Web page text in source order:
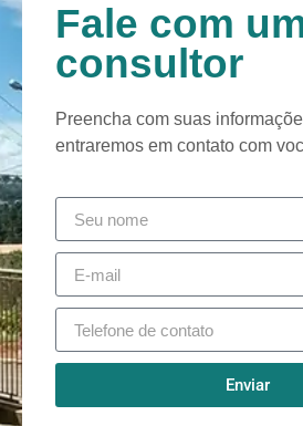
Fale com
consultor
Preencha com suas
entraremos em contato com
Enviar